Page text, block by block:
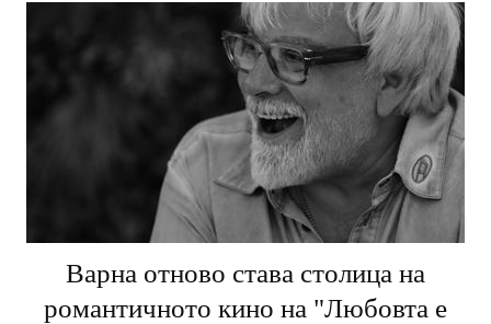
Варна отново става столица на
романтичното кино на "Любовта е